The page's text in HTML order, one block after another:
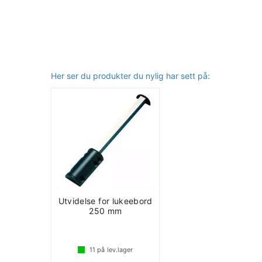
Her ser du produkter du nylig har sett på:
Utvidelse for lukeebord
250 mm
11 på lev.lager